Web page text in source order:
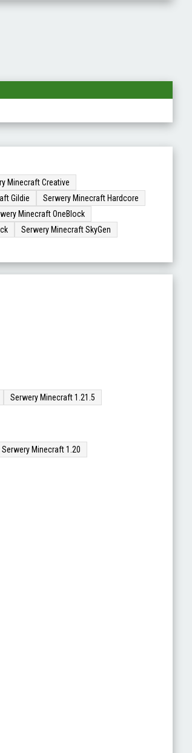
Minecraft Creative
Gildie
Serwery Minecraft Hardcore
Minecraft OneBlock
Serwery Minecraft SkyGen
Serwery Minecraft 1.21.5
Serwery Minecraft 1.20